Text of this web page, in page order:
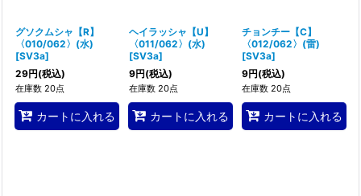
グソクムシャ【R】
〈010/062〉(水)
[SV3a]
29円(税込)
在庫数 20点
カートに入れる
ヘイラッシャ【U】
〈011/062〉(水)
[SV3a]
9円(税込)
在庫数 20点
カートに入れる
チョンチー【C】
〈012/062〉(雷)
[SV3a]
9円(税込)
在庫数 20点
カートに入れる